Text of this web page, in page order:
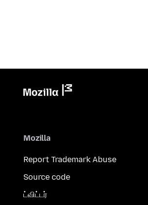
Mozilla
Report Trademark Abuse
Source code
ட்விட்டர்